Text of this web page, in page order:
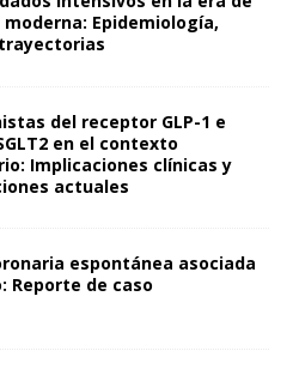
Epidemiología,
del receptor GLP-1 e
en el contexto
Implicaciones clínicas y
actuales
espontánea asociada
Reporte de caso